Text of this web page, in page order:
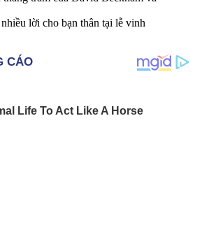
lời cho bạn thân tại lễ vinh